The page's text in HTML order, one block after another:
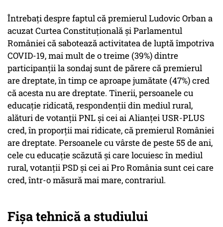
Întrebați despre faptul că premierul Ludovic Orban a
acuzat Curtea Constituțională și Parlamentul
României că sabotează activitatea de luptă împotriva
COVID-19, mai mult de o treime (39%) dintre
participanții la sondaj sunt de părere că premierul
are dreptate, în timp ce aproape jumătate (47%) cred
că acesta nu are dreptate. Tinerii, persoanele cu
educație ridicată, respondenții din mediul rural,
alături de votanții PNL și cei ai Alianței USR-PLUS
cred, în proporții mai ridicate, că premierul României
are dreptate. Persoanele cu vârste de peste 55 de ani,
cele cu educație scăzută și care locuiesc în mediul
rural, votanții PSD și cei ai Pro România sunt cei care
cred, într-o măsură mai mare, contrariul.
Fișa tehnică a studiului